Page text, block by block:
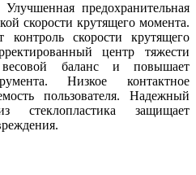
предохранительная
скорости крутящего момента.
контроль скорости крутящего
центр тяжести
весовой баланс и повышает
Низкое контактное
пользователя. Надежный
стеклопластика защищает